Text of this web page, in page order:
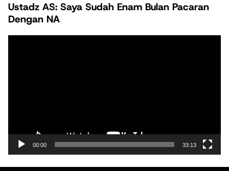
Ustadz AS: Saya Sudah Enam Bulan Pacaran
Dengan NA
00:00 33:13